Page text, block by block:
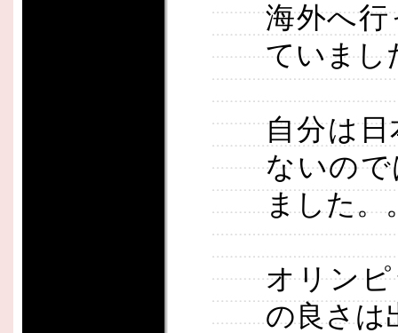
海外へ
ていまし
自分は
ないの
ました。
オリン
の良さは